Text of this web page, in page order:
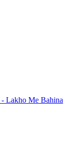
- Lakho Me Bahina